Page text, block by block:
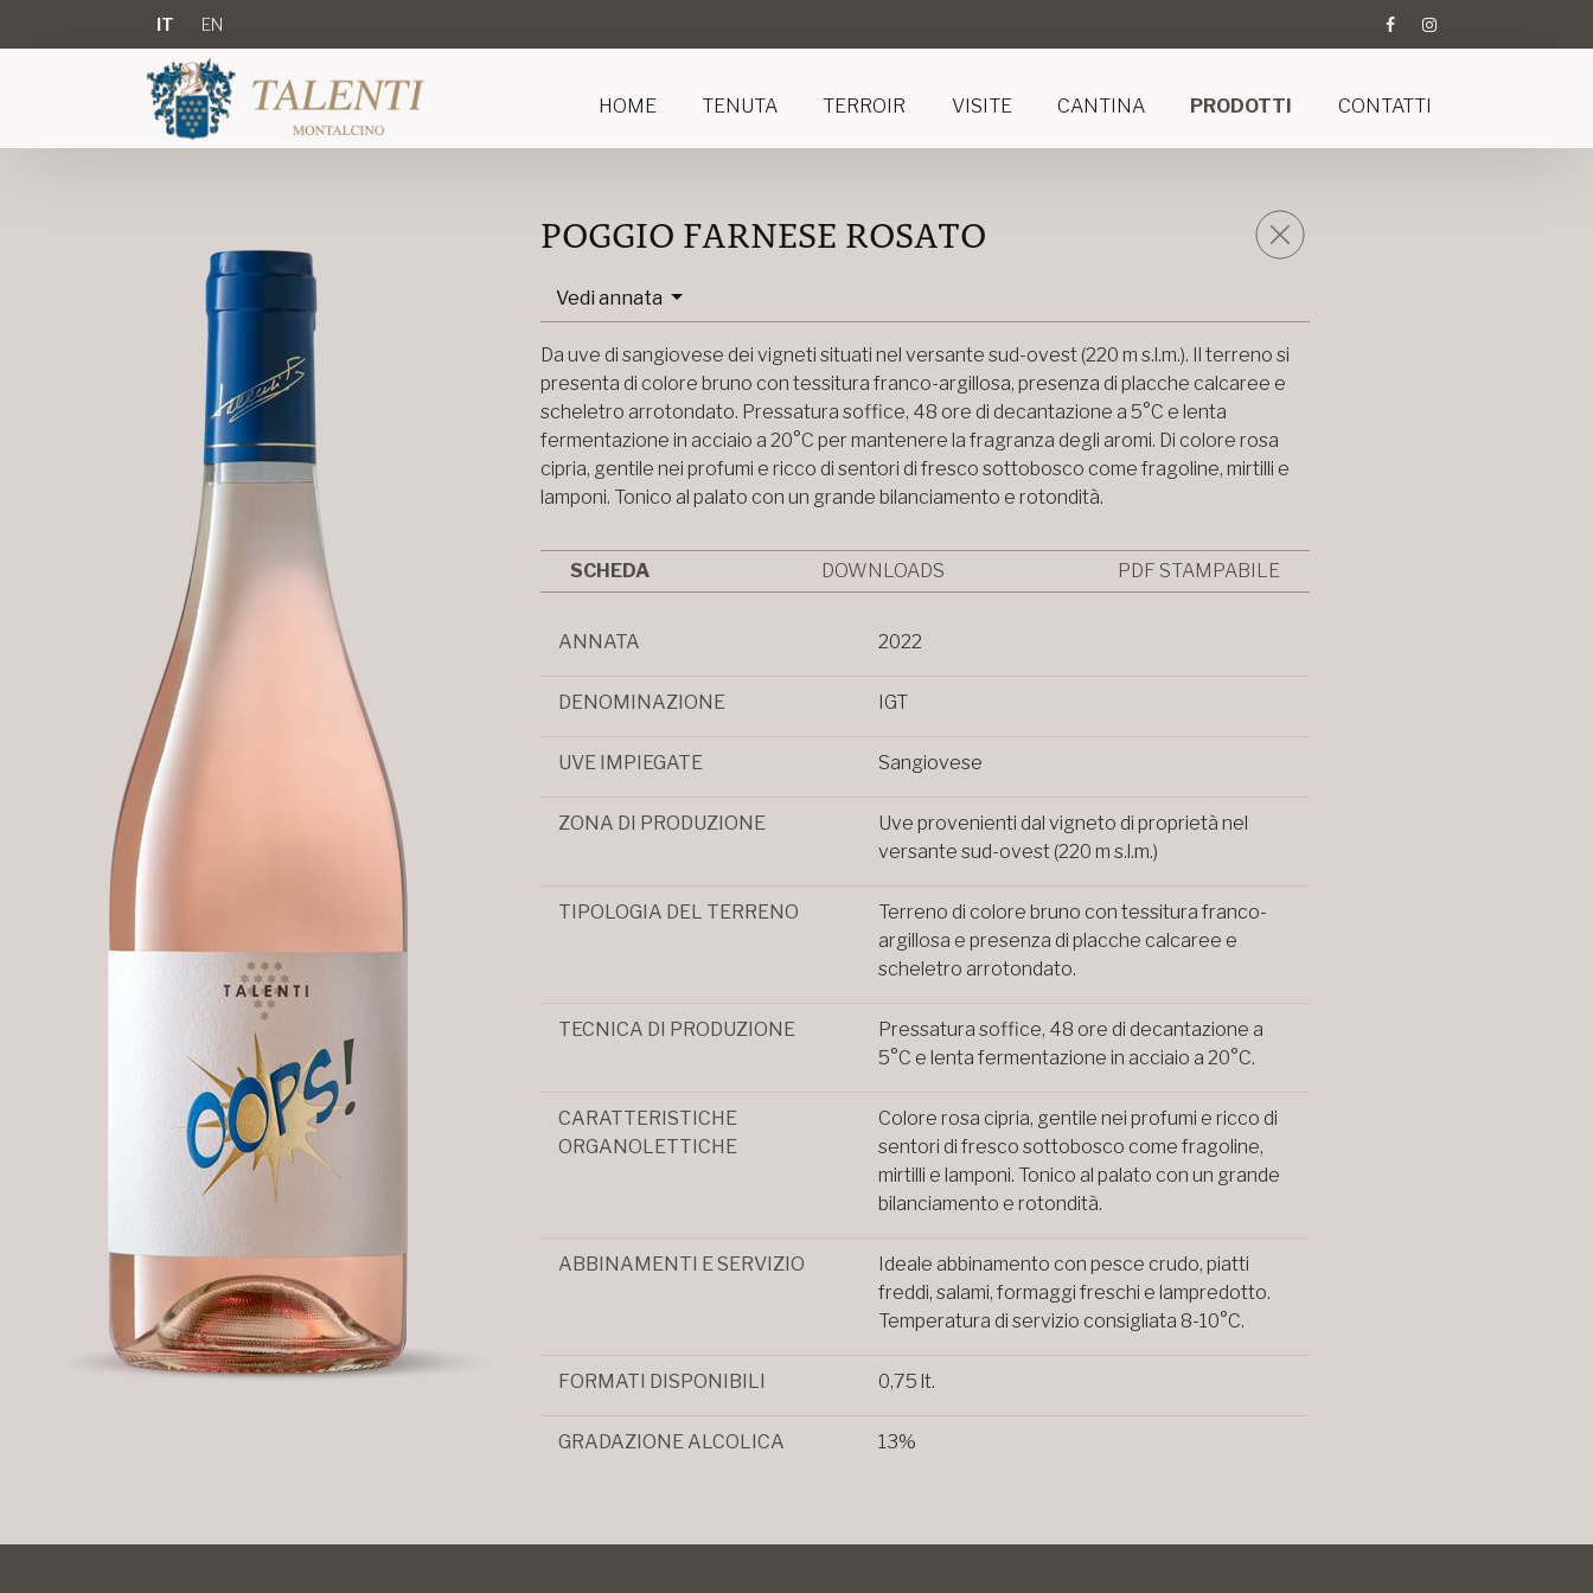
IT EN
HOME TENUTA TERROIR VISITE CANTINA PRODOTTI CONTATTI
POGGIO FARNESE ROSATO
Vedi annata
Da uve di sangiovese dei vigneti situati nel versante sud-ovest (220 m s.l.m.). Il terreno si
presenta di colore bruno con tessitura franco-argillosa, presenza di placche calcaree e
scheletro arrotondato. Pressatura soffice, 48 ore di decantazione a 5°C e lenta
fermentazione in acciaio a 20°C per mantenere la fragranza degli aromi. Di colore rosa
cipria, gentile nei profumi e ricco di sentori di fresco sottobosco come fragoline, mirtilli e
lamponi. Tonico al palato con un grande bilanciamento e rotondità.
SCHEDA DOWNLOADS PDF STAMPABILE
ANNATA 2022
DENOMINAZIONE IGT
UVE IMPIEGATE Sangiovese
ZONA DI PRODUZIONE
Uve provenienti dal vigneto di proprietà nel
versante sud-ovest (220 m s.l.m.)
TIPOLOGIA DEL TERRENO
Terreno di colore bruno con tessitura franco-
argillosa e presenza di placche calcaree e
scheletro arrotondato.
TECNICA DI PRODUZIONE
Pressatura soffice, 48 ore di decantazione a
5°C e lenta fermentazione in acciaio a 20°C.
CARATTERISTICHE
ORGANOLETTICHE
Colore rosa cipria, gentile nei profumi e ricco di
sentori di fresco sottobosco come fragoline,
mirtilli e lamponi. Tonico al palato con un grande
bilanciamento e rotondità.
ABBINAMENTI E SERVIZIO
Ideale abbinamento con pesce crudo, piatti
freddi, salami, formaggi freschi e lampredotto.
Temperatura di servizio consigliata 8-10°C.
FORMATI DISPONIBILI 0,75 lt.
GRADAZIONE ALCOLICA 13%